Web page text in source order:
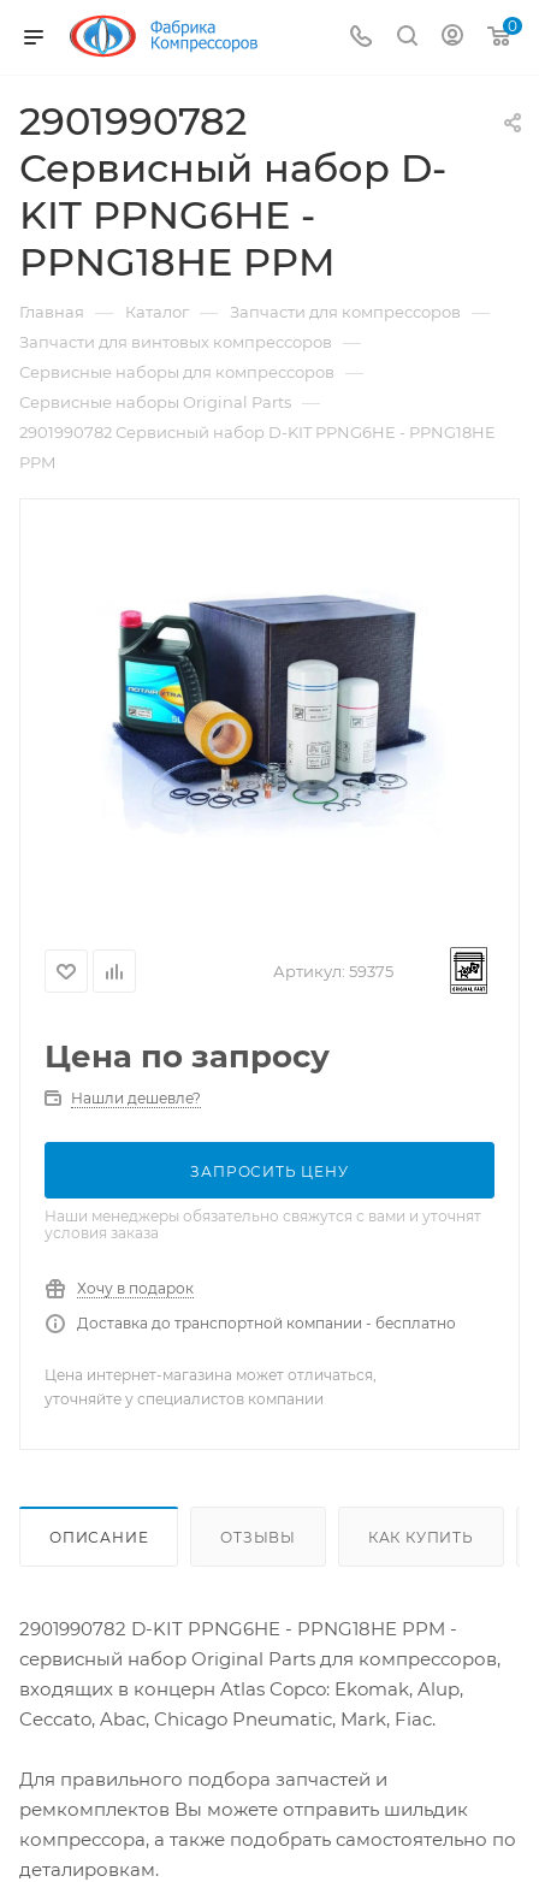
0
2901990782
Сервисный набор D-
KIT PPNG6HE -
PPNG18HE PPM
Главная — Каталог — Запчасти для компрессоров —
Запчасти для винтовых компрессоров —
Сервисные наборы для компрессоров —
Сервисные наборы Original Parts —
2901990782 Сервисный набор D-KIT PPNG6HE - PPNG18HE
PPM
Артикул: 59375
Цена по запросу
Нашли дешевле?
ЗАПРОСИТЬ ЦЕНУ
Наши менеджеры обязательно свяжутся с вами и уточнят
условия заказа
Хочу в подарок
Доставка до транспортной компании - бесплатно
Цена интернет-магазина может отличаться,
уточняйте у специалистов компании
ОПИСАНИЕ ОТЗЫВЫ КАК КУПИТЬ
2901990782 D-KIT PPNG6HE - PPNG18HE PPM -
сервисный набор Original Parts для компрессоров,
входящих в концерн Atlas Copco: Ekomak, Alup,
Ceccato, Abac, Chicago Pneumatic, Mark, Fiac.
Для правильного подбора запчастей и
ремкомплектов Вы можете отправить шильдик
компрессора, а также подобрать самостоятельно по
деталировкам.